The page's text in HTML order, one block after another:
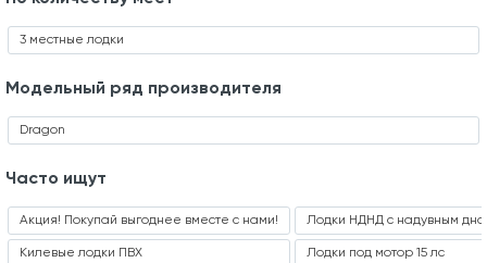
3 местные лодки
Модельный ряд производителя
Dragon
Часто ищут
Акция! Покупай выгоднее вместе с нами!
Килевые лодки ПВХ
Лодки НДНД с надувным
Лодки под мотор 15 лс